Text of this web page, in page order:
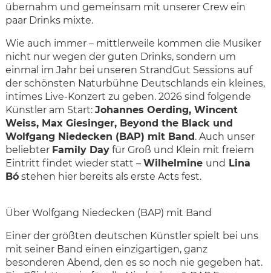
übernahm und gemeinsam mit unserer Crew ein
paar Drinks mixte.
Wie auch immer – mittlerweile kommen die Musiker
nicht nur wegen der guten Drinks, sondern um
einmal im Jahr bei unseren StrandGut Sessions auf
der schönsten Naturbühne Deutschlands ein kleines,
intimes Live-Konzert zu geben. 2026 sind folgende
Künstler am Start: Johannes Oerding, Wincent
Weiss, Max Giesinger, Beyond the Black und
Wolfgang Niedecken (BAP) mit Band. Auch unser
beliebter Family Dayfür Groß und Klein mit freiem
Eintritt findet wieder statt – Wilhelmine und Lina
Bóstehen hier bereits als erste Acts fest.
Über Wolfgang Niedecken (BAP) mit Band
Einer der größten deutschen Künstler spielt bei uns
mit seiner Band einen einzigartigen, ganz
besonderen Abend, den es so noch nie gegeben hat.